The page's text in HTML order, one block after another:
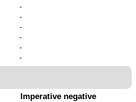
-
-
-
-
-
-
Imperative negative